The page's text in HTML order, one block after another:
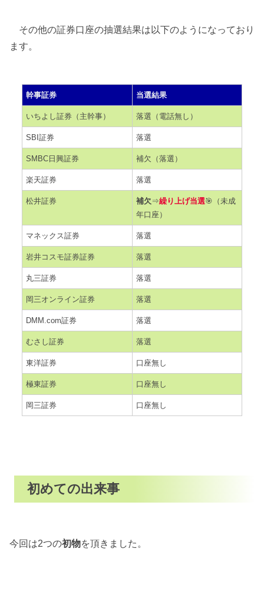
その他の証券口座の抽選結果は以下のようになっており
ます。
幹事証券 当選結果
いちよし証券（主幹事） 落選（電話無し）
SBI証券 落選
SMBC日興証券 補欠（落選）
楽天証券 落選
松井証券 補欠 ⇒繰り上げ当選🎯（未成
年口座）
マネックス証券 落選
岩井コスモ証券証券 落選
丸三証券 落選
岡三オンライン証券 落選
DMM.com証券 落選
むさし証券 落選
東洋証券 口座無し
極東証券 口座無し
岡三証券 口座無し
初めての出来事
今回は2つの初物を頂きました。